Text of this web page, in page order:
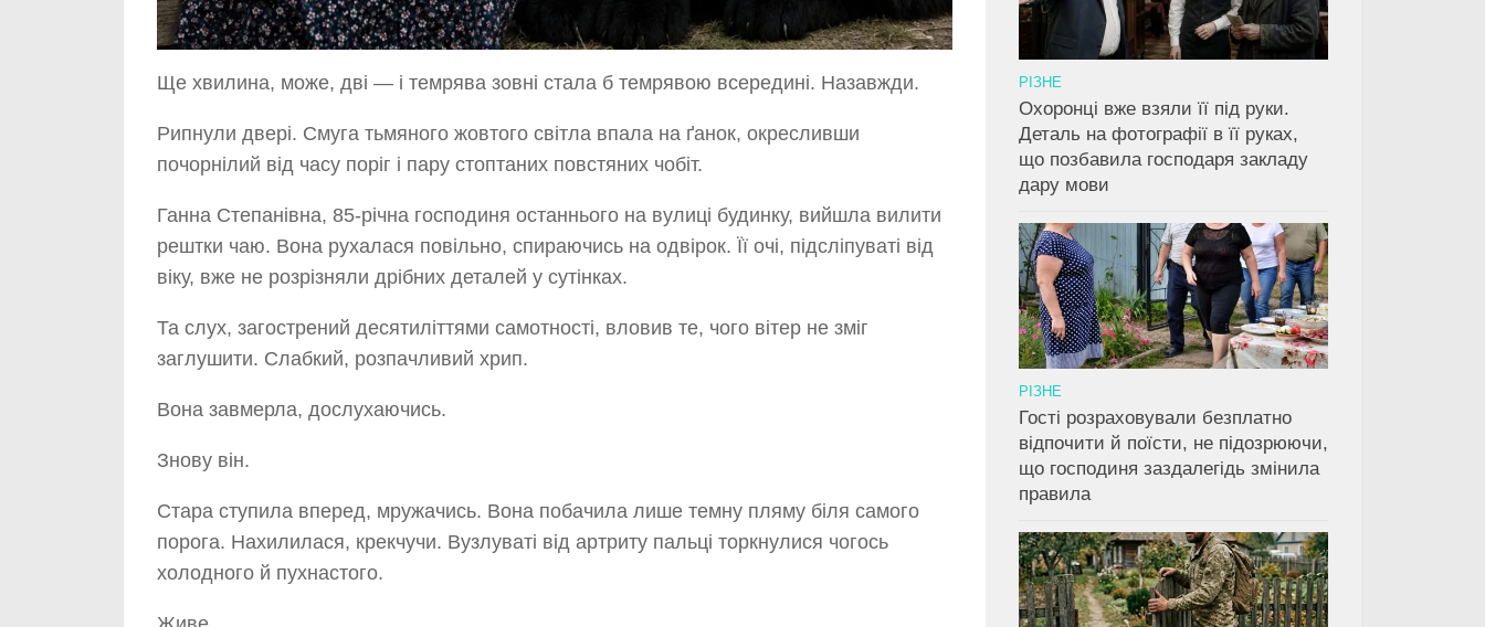
Ще хвилина, може, дві — і темрява зовні стала б темрявою всередині. Назавжди.
Рипнули двері. Смуга тьмяного жовтого світла впала на ґанок, окресливши
почорнілий від часу поріг і пару стоптаних повстяних чобіт.
Ганна Степанівна, 85-річна господиня останнього на вулиці будинку, вийшла вилити
рештки чаю. Вона рухалася повільно, спираючись на одвірок. Її очі, підсліпуваті від
віку, вже не розрізняли дрібних деталей у сутінках.
Та слух, загострений десятиліттями самотності, вловив те, чого вітер не зміг
заглушити. Слабкий, розпачливий хрип.
Вона завмерла, дослухаючись.
Знову він.
Стара ступила вперед, мружачись. Вона побачила лише темну пляму біля самого
порога. Нахилилася, крекчучи. Вузлуваті від артриту пальці торкнулися чогось
холодного й пухнастого.
РІЗНЕ
Охоронці вже взяли її під руки.
Деталь на фотографії в її руках,
що позбавила господаря закладу
дару мови
РІЗНЕ
Гості розраховували безплатно
відпочити й поїсти, не підозрюючи,
що господиня заздалегідь змінила
правила